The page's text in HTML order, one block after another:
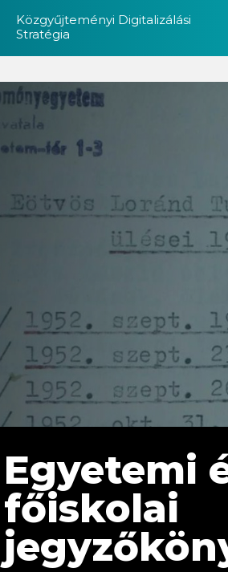
Közgyűjteményi Digitalizálási
Stratégia
Egyetemi
főiskolai